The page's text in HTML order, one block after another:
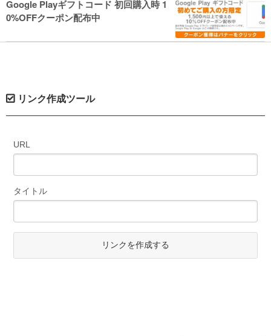
Google Playギフトコード 初回購入時 1
0%OFFクーポン配布中
リンク作成ツール
URL
タイトル
リンクを作成する